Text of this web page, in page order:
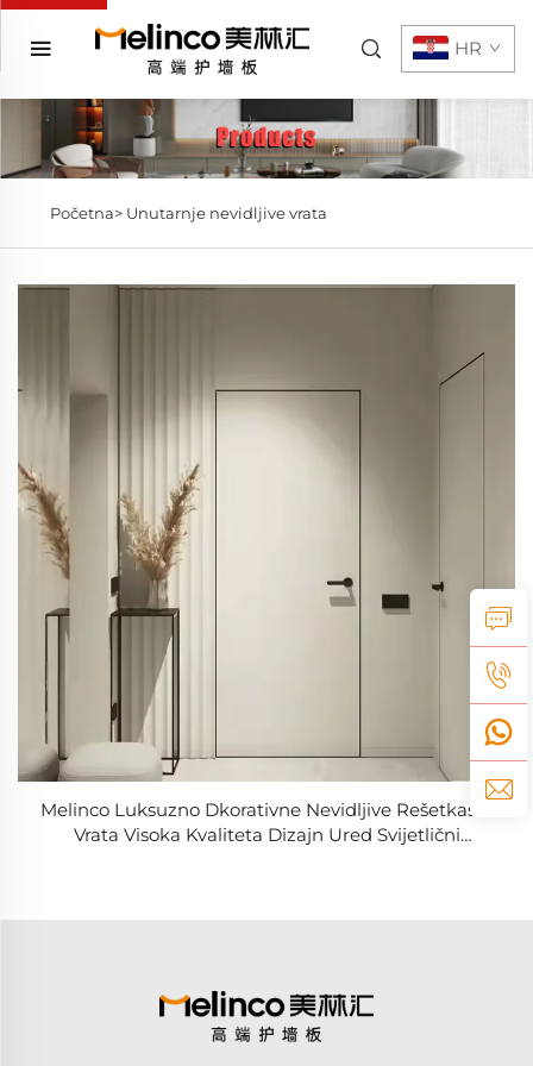
HR
Početna> Unutarnje nevidljive vrata
Melinco Luksuzno Dkorativne Nevidljive Rešetkaste
Vrata Visoka Kvaliteta Dizajn Ured Svijetlični